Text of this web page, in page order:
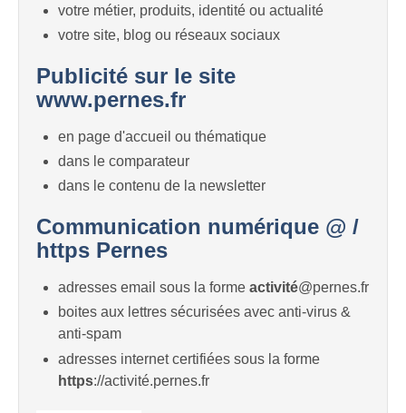
votre métier, produits, identité ou actualité
votre site, blog ou réseaux sociaux
Publicité sur le site
www.pernes.fr
en page d'accueil ou thématique
dans le comparateur
dans le contenu de la newsletter
Communication numérique @ /
https Pernes
adresses email sous la forme activité@pernes.fr
boites aux lettres sécurisées avec anti-virus &
anti-spam
adresses internet certifiées sous la forme
https://activité.pernes.fr